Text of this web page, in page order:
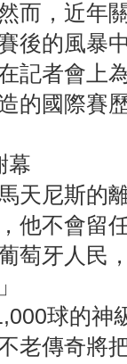
而，近年
後的風暴
記者會上
的國際賽
幕
天尼斯的
他不會留
萄牙人民
球的神
老傳奇將